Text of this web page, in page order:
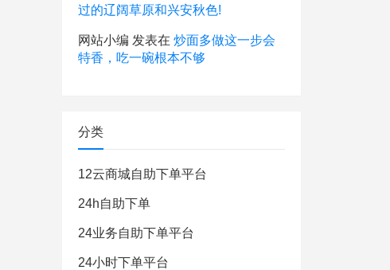
过的辽阔草原和兴安秋色!
网站小编 发表在 炒面多做这一步会
特香，吃一碗根本不够
分类
12云商城自助下单平台
24h自助下单
24业务自助下单平台
24小时下单平台